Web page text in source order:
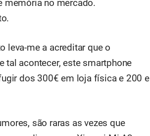
memória no mercado.
leva-me a acreditar que o
tal acontecer, este smartphone
dos 300€ em loja física e 200 e
são raras as vezes que